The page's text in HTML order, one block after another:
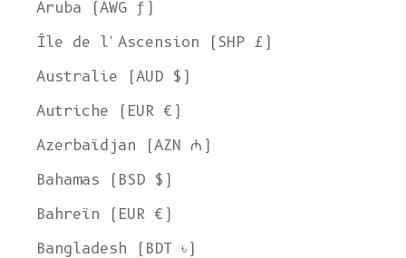
Aruba (AWG ƒ)
Île de l'Ascension (SHP £)
Australie (AUD $)
Autriche (EUR €)
Azerbaïdjan (AZN ₼)
Bahamas (BSD $)
Bahreïn (EUR €)
Bangladesh (BDT ৳)